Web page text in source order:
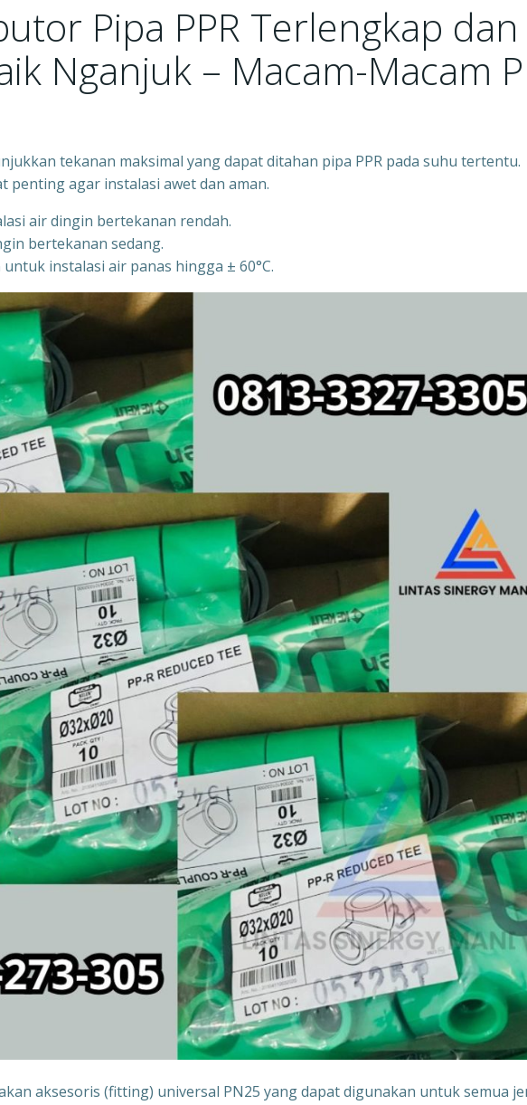
Pipa PPR Terlengkap dan
Nganjuk – Macam-Macam
tekanan maksimal yang dapat ditahan pipa PPR pada suhu tertentu.
penting agar instalasi awet dan aman.
air dingin bertekanan rendah.
bertekanan sedang.
instalasi air panas hingga ± 60°C.
aksesoris (fitting) universal PN25 yang dapat digunakan untuk semua